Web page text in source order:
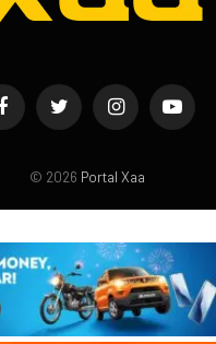
FacebookTwitter InstagramYouTube
© 2026 Portal Xaa